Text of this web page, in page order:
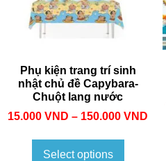
Phụ kiện trang trí sinh
nhật chủ đề Capybara-
Chuột lang nước
15.000 VND – 150.000 VND
Select options